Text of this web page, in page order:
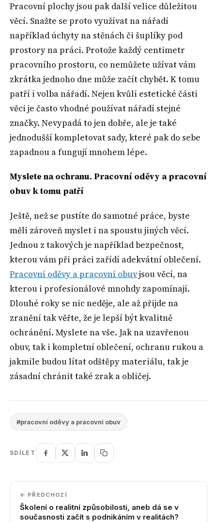
Pracovní plochy jsou pak další velice důležitou
věcí. Snažte se proto využívat na nářadí
například úchyty na stěnách či šuplíky pod
prostory na práci. Protože každý centimetr
pracovního prostoru, co nemůžete užívat vám
zkrátka jednoho dne může začít chybět. K tomu
patří i volba nářadí. Nejen kvůli estetické části
věci je často vhodné používat nářadí stejné
značky. Nevypadá to jen dobře, ale je také
jednodušší kompletovat sady, které pak do sebe
zapadnou a fungují mnohem lépe.
Myslete na ochranu. Pracovní oděvy a pracovní
obuv k tomu patří
Ještě, než se pustíte do samotné práce, byste
měli zároveň myslet i na spoustu jiných věcí.
Jednou z takových je například bezpečnost,
kterou vám při práci zařídí adekvátní oblečení.
Pracovní oděvy a pracovní obuvjsou věcí, na
kterou i profesionálové mnohdy zapomínají.
Dlouhé roky se nic neděje, ale až přijde na
zranění tak věřte, že je lepší být kvalitně
ochránění. Myslete na vše. Jak na uzavřenou
obuv, tak i kompletní oblečení, ochranu rukou a
jakmile budou lítat odštěpy materiálu, tak je
zásadní chránit také zrak a obličej.
#pracovní oděvy a pracovní obuv
SDÍLET
← PŘEDCHOZÍ
Školení o realitní způsobilosti, aneb dá se v
současnosti začít s podnikáním v realitách?